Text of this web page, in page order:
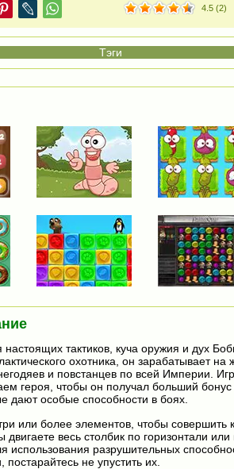
4.5 (2)
тактиков, куча оружия и дух
охотника, он зарабатывает
и повстанцев по всей Империи.
героя, чтобы он получал больший бонус
дают особые способности в боях.
или более элементов, чтобы совершить
весь столбик по горизонтали
использования разрушительных
не упустить их.